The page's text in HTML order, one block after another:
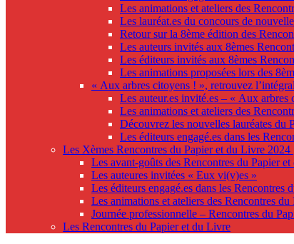
Les animations et ateliers des
Les lauréat.es du concours de
Retour sur la 8ème édition des
Les auteurs invités aux 8èmes
Les éditeurs invités aux 8èmes
Les animations proposées lors des
« Aux arbres citoyens ! », retrouvez
Les auteur.es invité.es – « Aux arbres
Les animations et ateliers des
Découvrez les nouvelles lauréates
Les éditeurs engagé.es dans les
Les Xèmes Rencontres du Papier et du Livre 2024
Les avant-goûts des Rencontres du Papier
Les auteures invitées « Eux vi(v)es »
Les éditeurs engagé.es dans les Rencontres
Les animations et ateliers des Rencontres
Journée professionnelle – Rencontres du
Les Rencontres du Papier et du Livre